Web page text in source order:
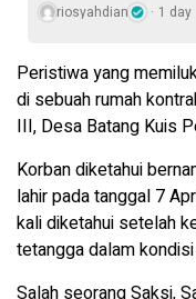
riosyahdian 1 day
Peristiwa yang
di sebuah rumah
III, Desa Batang Kuis
Korban diketahui
lahir pada tanggal 7
kali diketahui setelah
tetangga dalam kondisi
Salah seorang Saksi,